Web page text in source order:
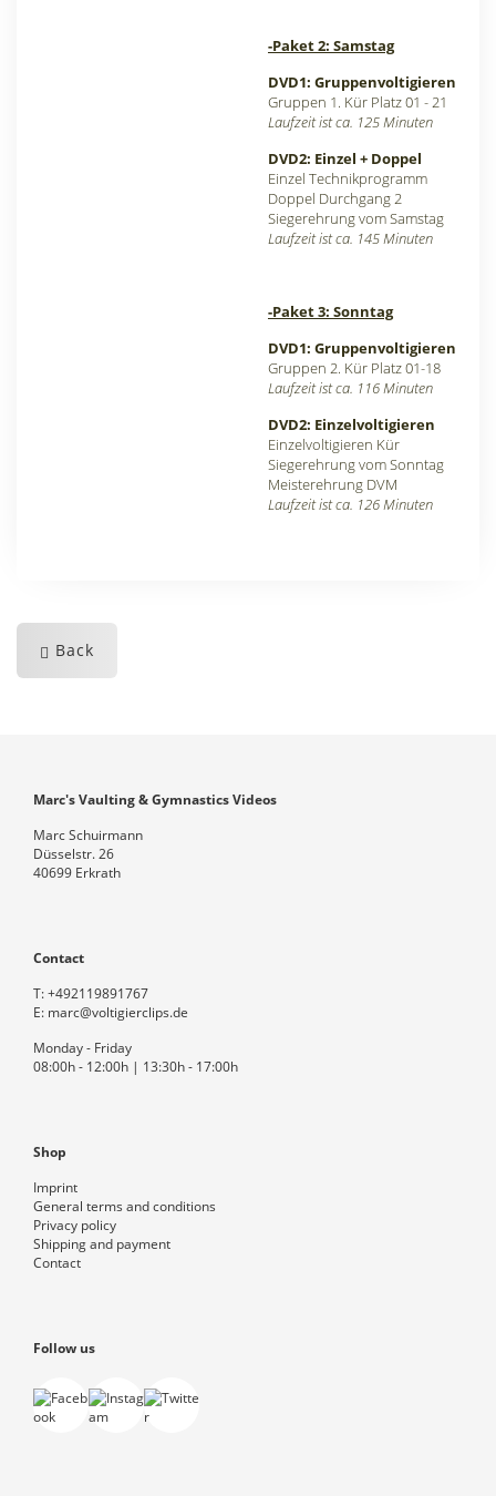
-Paket 2: Samstag
DVD1: Gruppenvoltigieren
Gruppen 1. Kür Platz 01 - 21
Laufzeit ist ca. 125 Minuten
DVD2: Einzel + Doppel
Einzel Technikprogramm
Doppel Durchgang 2
Siegerehrung vom Samstag
Laufzeit ist ca. 145 Minuten
-Paket 3: Sonntag
DVD1: Gruppenvoltigieren
Gruppen 2. Kür Platz 01-18
Laufzeit ist ca. 116 Minuten
DVD2: Einzelvoltigieren
Einzelvoltigieren Kür
Siegerehrung vom Sonntag
Meisterehrung DVM
Laufzeit ist ca. 126 Minuten
Back
Marc's Vaulting & Gymnastics Videos
Marc Schuirmann
Düsselstr. 26
40699 Erkrath
Contact
T:+492119891767
E: marc@voltigierclips.de
Monday - Friday
08:00h - 12:00h | 13:30h - 17:00h
Shop
Imprint
General terms and conditions
Privacy policy
Shipping and payment
Contact
Follow us